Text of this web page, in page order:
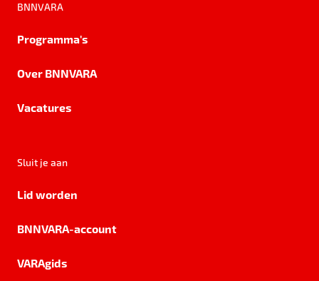
BNNVARA
Programma's
Over BNNVARA
Vacatures
Sluit je aan
Lid worden
BNNVARA-account
VARAgids